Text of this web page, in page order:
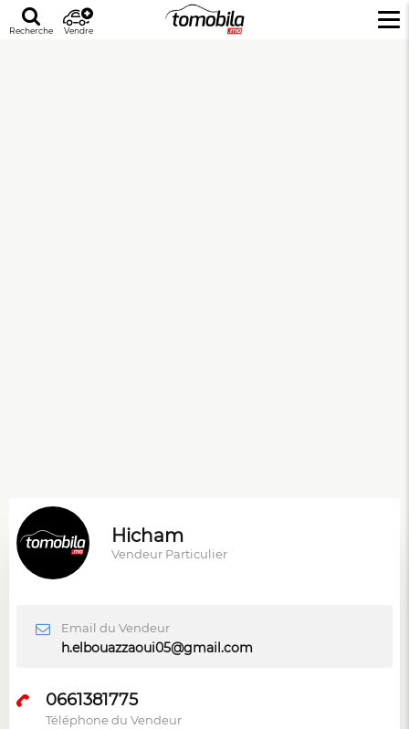
Recherche Vendre
Hicham
Vendeur Particulier
Email du Vendeur
h.elbouazzaoui05@gmail.com
0661381775
Téléphone du Vendeur